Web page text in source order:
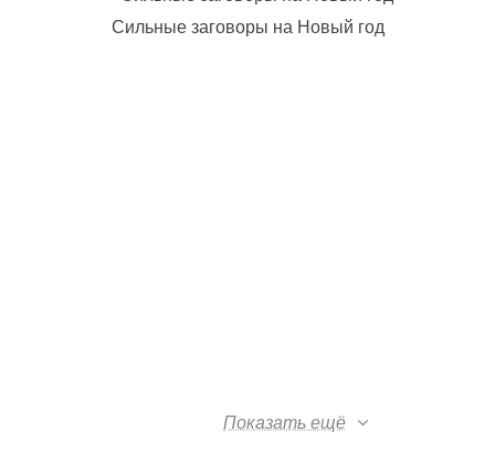
Сильные заговоры на Новый год
Показать ещё